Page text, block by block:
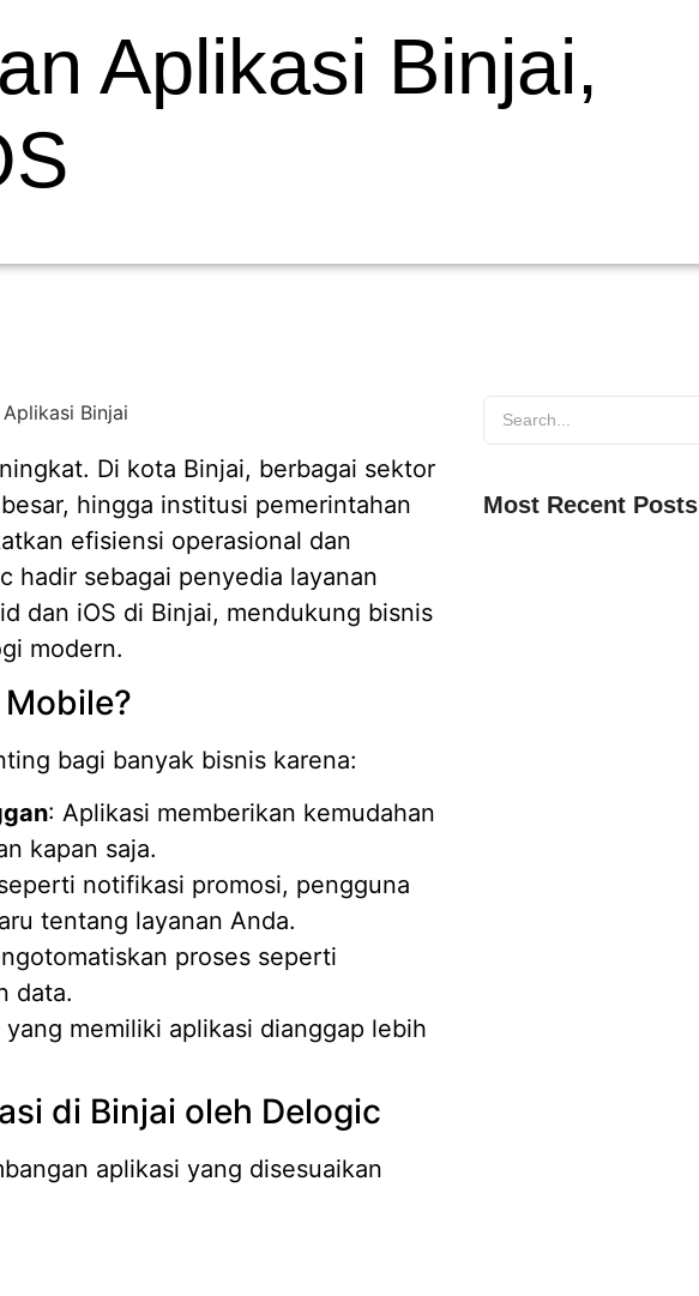
Aplikasi Binjai,
Di kota Binjai, berbagai sektor
hingga institusi pemerintahan
efisiensi operasional dan
hadir sebagai penyedia layanan
dan iOS di Binjai, mendukung bisnis
modern.
bagi banyak bisnis karena:
: Aplikasi memberikan kemudahan
kapan saja.
notifikasi promosi, pengguna
tentang layanan Anda.
proses seperti
data.
yang memiliki aplikasi dianggap lebih
di Binjai oleh Delogic
aplikasi yang disesuaikan
Most Recent Posts